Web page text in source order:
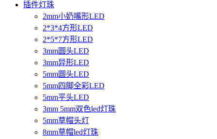
插件灯珠
2mm小奶嘴形LED
2*3*4方形LED
2*5*7方形LED
3mm圆头LED
3mm异形LED
5mm圆头LED
5mm四脚全彩LED
5mm平头LED
3mm 5mm双色led灯珠
5mm草帽头灯
8mm草帽led灯珠